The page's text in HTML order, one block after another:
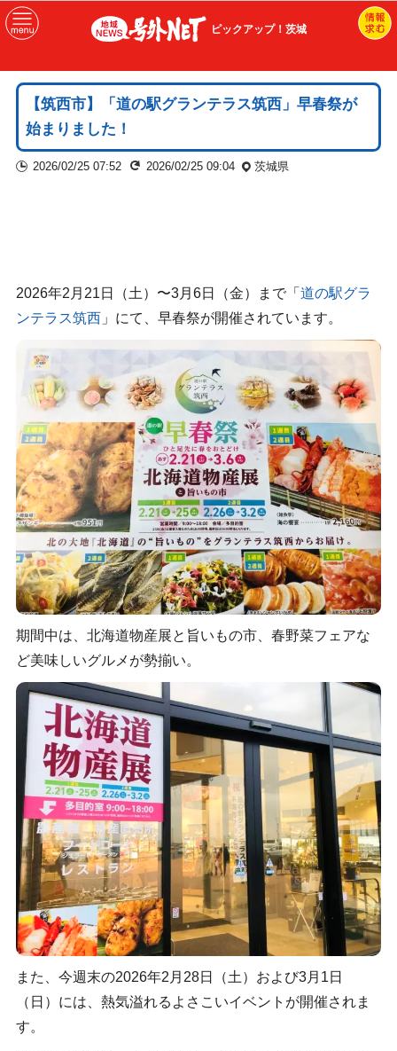
ピックアップ！茨城
【筑西市】「道の駅グランテラス筑西」早春祭が
始まりました！
2026/02/25 07:52 2026/02/25 09:04 茨城県
2026年2月21日（土）〜3月6日（金）まで「 道の駅グラ
ンテラス筑西」にて、早春祭が開催されています。
期間中は、北海道物産展と旨いもの市、春野菜フェアな
ど美味しいグルメが勢揃い。
また、今週末の2026年2月28日（土）および3月1日
（日）には、熱気溢れるよさこいイベントが開催されま
す。